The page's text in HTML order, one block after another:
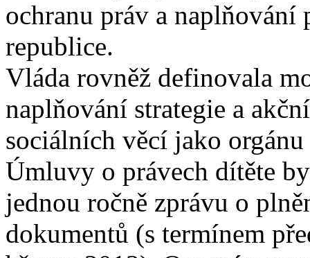
ochranu práv a naplňování
republice.
Vláda rovněž definovala
naplňování strategie a
sociálních věcí jako
Úmluvy o právech dítěte
jednou ročně zprávu o
dokumentů (s termínem